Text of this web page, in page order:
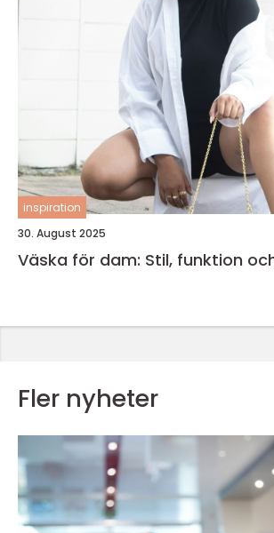
inspiration
30. August 2025
Väska för dam: Stil, funktion
Fler nyheter